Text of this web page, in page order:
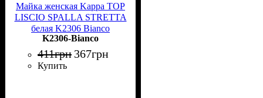
Майка женская Kappa TOP
LISCIO SPALLA STRETTA
белая K2306 Bianco
K2306-Bianco
411грн 367грн
Купить